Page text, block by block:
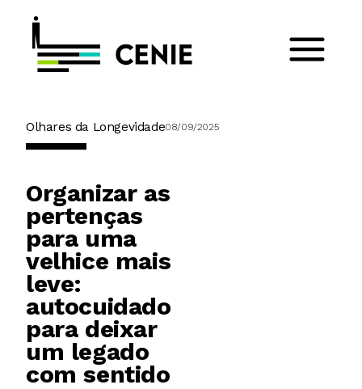
Olhares da Longevidade08/09/2025
Organizar as
pertenças
para uma
velhice mais
leve:
autocuidado
para deixar
um legado
com sentido